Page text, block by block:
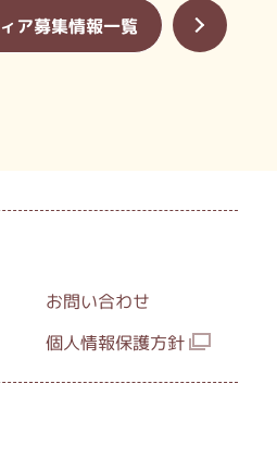
センター
曜日 9:00～17:00
日・年末年始
ア募集情報一覧 »
お問い合わせ
個人情報保護方針